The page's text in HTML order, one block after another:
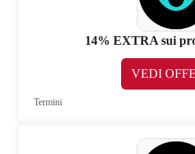
14% EXTRA sui
VEDI
Termini